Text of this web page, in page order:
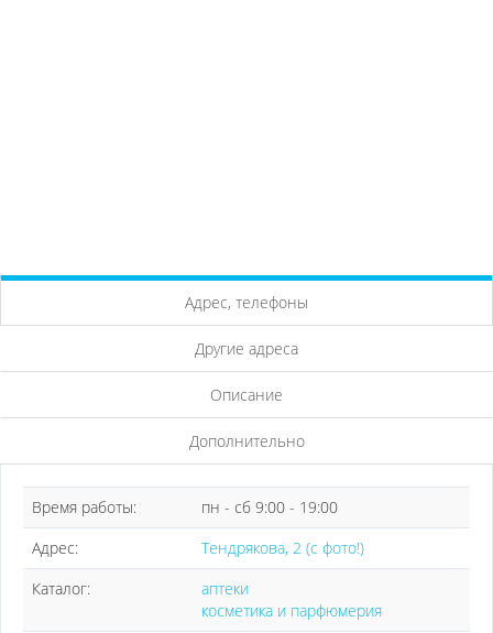
Адрес, телефоны
Другие адреса
Описание
Дополнительно
Время работы:
пн - сб 9:00 - 19:00
Адрес:
Тендрякова, 2 (с фото!)
Каталог:
аптеки
косметика и парфюмерия